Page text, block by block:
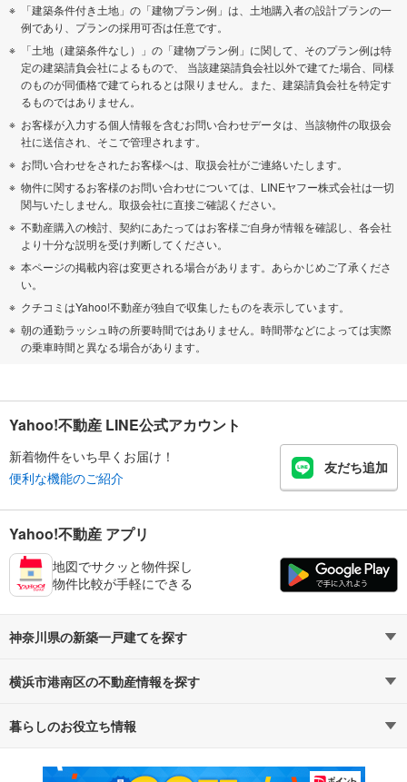
「建築条件付き土地」の「建物プラン例」は、土地購入者の設計プランの一
例であり、プランの採用可否は任意です。
「土地（建築条件なし）」の「建物プラン例」に関して、そのプラン例は特
定の建築請負会社によるもので、 当該建築請負会社以外で建てた場合、同様
のものが同価格で建てられるとは限りません。また、建築請負会社を特定す
るものではありません。
お客様が入力する個人情報を含むお問い合わせデータは、当該物件の取扱会
社に送信され、そこで管理されます。
お問い合わせをされたお客様へは、取扱会社がご連絡いたします。
物件に関するお客様のお問い合わせについては、LINEヤフー株式会社は一切
関与いたしません。取扱会社に直接ご確認ください。
不動産購入の検討、契約にあたってはお客様ご自身が情報を確認し、各会社
より十分な説明を受け判断してください。
本ページの掲載内容は変更される場合があります。あらかじめご了承くださ
い。
クチコミはYahoo!不動産が独自で収集したものを表示しています。
朝の通勤ラッシュ時の所要時間ではありません。時間帯などによっては実際
の乗車時間と異なる場合があります。
Yahoo!不動産 LINE公式アカウント
新着物件をいち早くお届け！
便利な機能のご紹介
友だち追加
Yahoo!不動産 アプリ
地図でサクッと物件探し
物件比較が手軽にできる
神奈川県の新築一戸建てを探す
路線・駅から探す
通勤・通学時間から探す
横浜市港南区の不動産情報を探す
不動産・住宅
新築マンション 中古マンション
暮らしのお役立ち情報
マンションカタログ 教えて！住まいの先生